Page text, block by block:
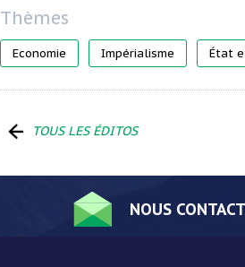
Economie Impérialisme État
TOUS LES ÉDITOS
NOUS